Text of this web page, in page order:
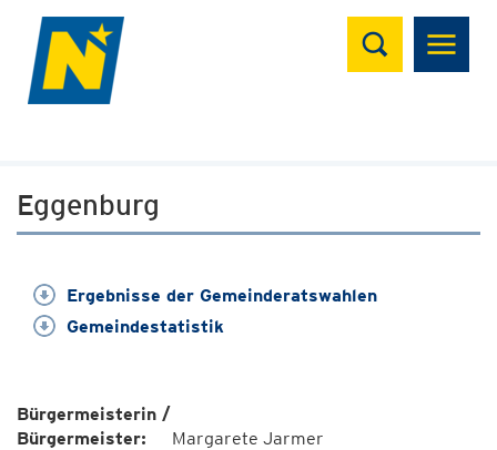
Suchen
Eggenburg
Ergebnisse der Gemeinderatswahlen
Gemeindestatistik
Bürgermeisterin /
Bürgermeister:
Margarete Jarmer